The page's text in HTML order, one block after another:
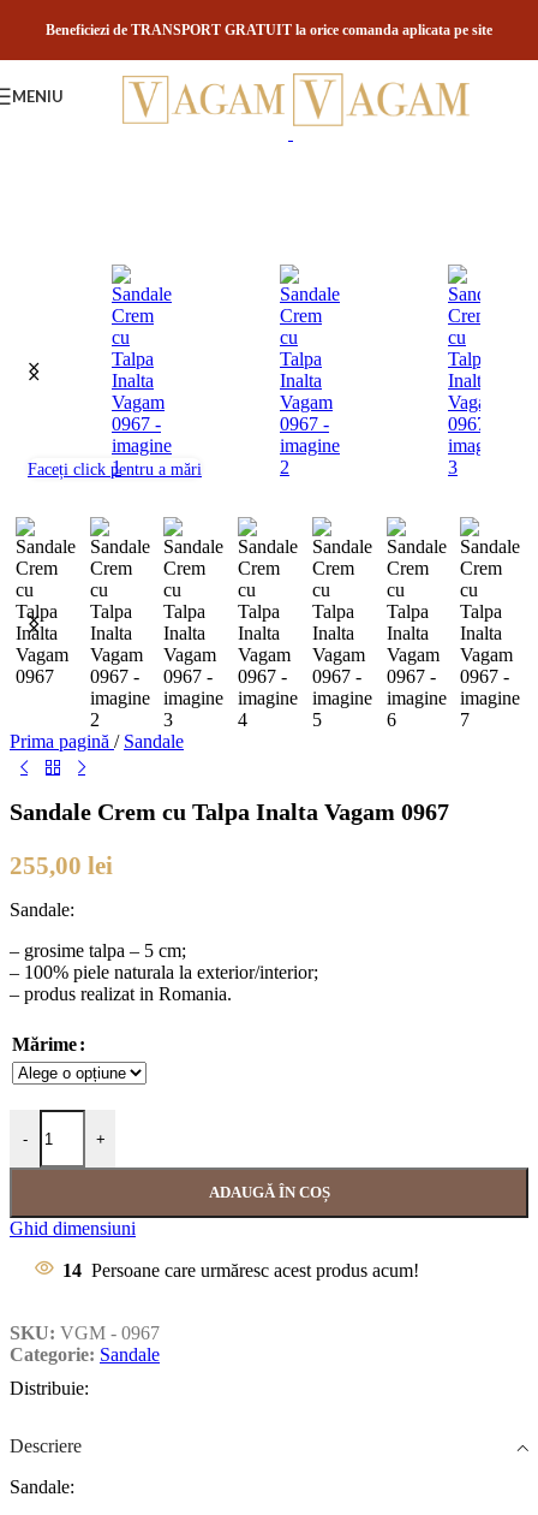
Skip to navigation Skip to main content
Beneficiezi de TRANSPORT GRATUIT la orice comanda aplicata pe site
MENIU
Faceți click pentru a mări
Prima pagină / Sandale
Sandale Crem cu Talpa Inalta Vagam 0967
255,00 lei
Sandale:
– grosime talpa – 5 cm;
– 100% piele naturala la exterior/interior;
– produs realizat in Romania.
Mărime
- +
ADAUGĂ ÎN COȘ
Ghid dimensiuni
14 Persoane care urmăresc acest produs acum!
SKU: VGM - 0967
Categorie: Sandale
Distribuie:
Descriere
Sandale: